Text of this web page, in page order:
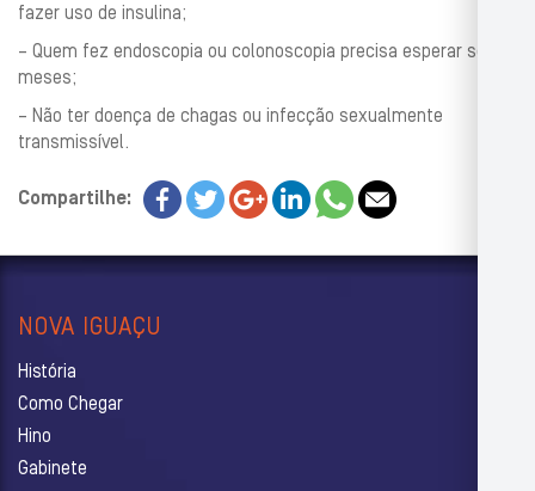
fazer uso de insulina;
– Quem fez endoscopia ou colonoscopia precisa esperar seis
meses;
– Não ter doença de chagas ou infecção sexualmente
transmissível.
Compartilhe:
NOVA IGUAÇU
História
Como Chegar
Hino
Gabinete